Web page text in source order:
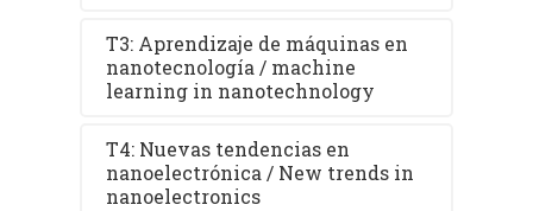
T3: Aprendizaje de máquinas en
nanotecnología / machine
learning in nanotechnology
T4: Nuevas tendencias en
nanoelectrónica / New trends in
nanoelectronics